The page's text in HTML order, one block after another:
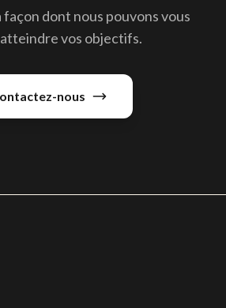
façon dont nous pouvons vous
vos objectifs.
nous